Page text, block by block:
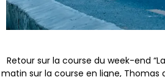
Retour sur la course du week-end
matin sur la course en ligne,